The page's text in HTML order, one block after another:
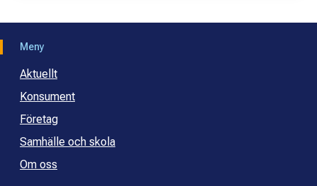
Meny
Aktuellt
Konsument
Företag
Samhälle och skola
Om oss